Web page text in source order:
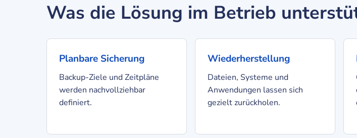
Was die Lösung im Betrieb
Planbare Sicherung
Backup-Ziele und Zeitpläne
werden nachvollziehbar
definiert.
Wiederherstellung
Dateien, Systeme und
Anwendungen lassen sich
gezielt zurückholen.